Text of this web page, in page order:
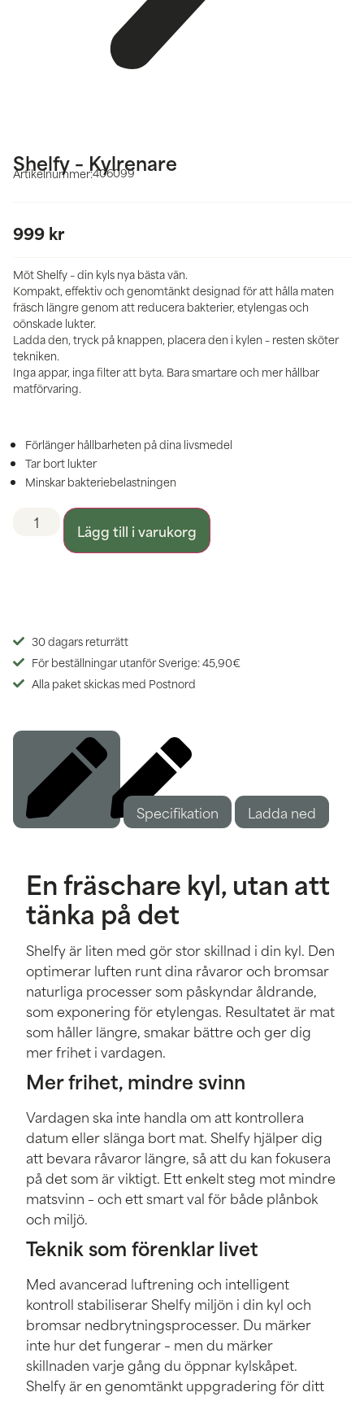
Shelfy – Kylrenare
Artikelnummer:406099
999kr
Möt Shelfy – din kyls nya bästa vän.
Kompakt, effektiv och genomtänkt designad för att hålla maten
fräsch längre genom att reducera bakterier, etylengas och
oönskade lukter.
Ladda den, tryck på knappen, placera den i kylen – resten sköter
tekniken.
Inga appar, inga filter att byta. Bara smartare och mer hållbar
matförvaring.
Förlänger hållbarheten på dina livsmedel
Tar bort lukter
Minskar bakteriebelastningen
Lägg till i varukorg
30 dagars returrätt
För beställningar utanför Sverige: 45,90€
Alla paket skickas med Postnord
Beskrivning
Specifikation Ladda ned
En fräschare kyl, utan att
tänka på det
Shelfy är liten med gör stor skillnad i din kyl. Den
optimerar luften runt dina råvaror och bromsar
naturliga processer som påskyndar åldrande,
som exponering för etylengas. Resultatet är mat
som håller längre, smakar bättre och ger dig
mer frihet i vardagen.
Mer frihet, mindre svinn
Vardagen ska inte handla om att kontrollera
datum eller slänga bort mat. Shelfy hjälper dig
att bevara råvaror längre, så att du kan fokusera
på det som är viktigt. Ett enkelt steg mot mindre
matsvinn – och ett smart val för både plånbok
och miljö.
Teknik som förenklar livet
Med avancerad luftrening och intelligent
kontroll stabiliserar Shelfy miljön i din kyl och
bromsar nedbrytningsprocesser. Du märker
inte hur det fungerar – men du märker
skillnaden varje gång du öppnar kylskåpet.
Shelfy är en genomtänkt uppgradering för ditt